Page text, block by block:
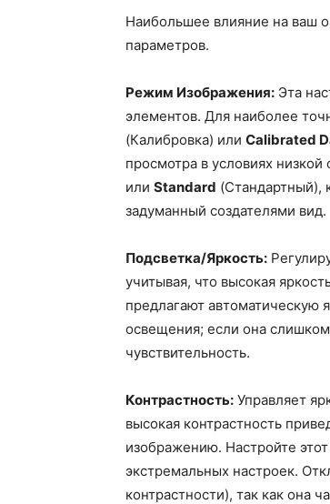
Наибольшее влияние на ваш
параметров.
Режим Изображения: Эта
элементов. Для наиболее
(Калибровка) или Calibrated
просмотра в условиях
или Standard (Стандартный),
задуманный создателями вид.
Подсветка/Яркость:
учитывая, что высокая
предлагают автоматическую
освещения; если она
чувствительность.
Контрастность: Управляет
высокая контрастность
изображению. Настройте
экстремальных настроек.
контрастности), так как она